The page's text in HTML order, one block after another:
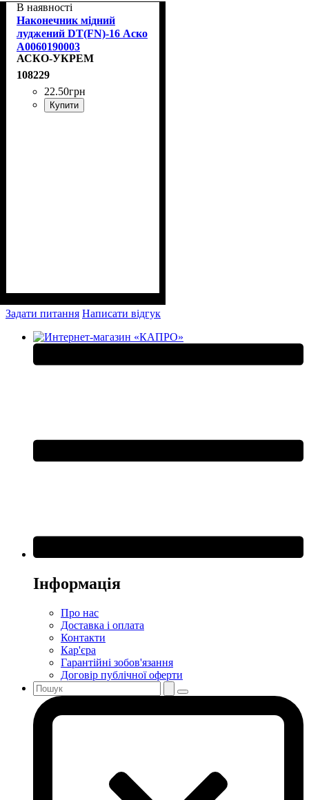
В наявності
Наконечник мідний
луджений DT(FN)-16 Аско
A0060190003
АСКО-УКРЕМ
108229
22.50грн
Купити
Задати питання Написати відгук
Інформація
Про нас
Доставка і оплата
Контакти
Кар'єра
Гарантійні зобов'язання
Договір публічної оферти